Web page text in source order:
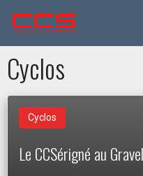
Cyclos
Cyclos
Le CCSérigné au